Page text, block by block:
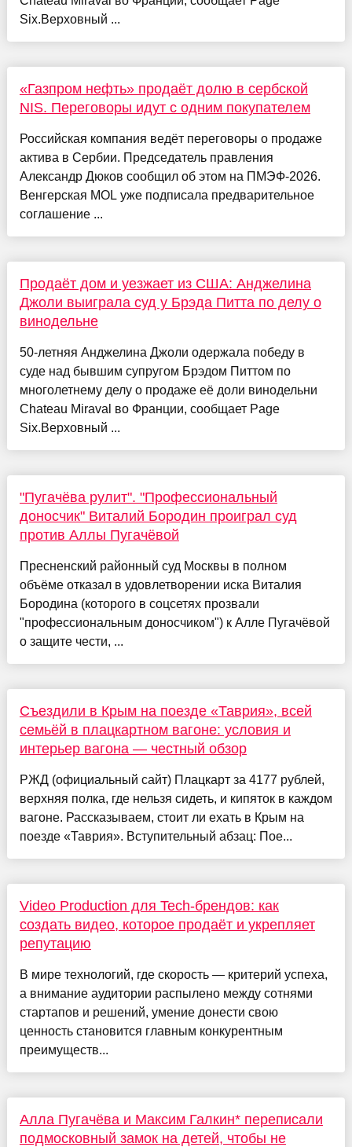
Six.Верховный ...
«Газпром нефть» продаёт долю в сербской
NIS. Переговоры идут с одним покупателем
Российская компания ведёт переговоры о продаже
актива в Сербии. Председатель правления
Александр Дюков сообщил об этом на ПМЭФ-2026.
Венгерская MOL уже подписала предварительное
соглашение ...
Продаёт дом и уезжает из США: Анджелина
Джоли выиграла суд у Брэда Питта по делу о
винодельне
50-летняя Анджелина Джоли одержала победу в
суде над бывшим супругом Брэдом Питтом по
многолетнему делу о продаже её доли винодельни
Chateau Miraval во Франции, сообщает Page
Six.Верховный ...
"Пугачёва рулит". "Профессиональный
доносчик" Виталий Бородин проиграл суд
против Аллы Пугачёвой
Пресненский районный суд Москвы в полном
объёме отказал в удовлетворении иска Виталия
Бородина (которого в соцсетях прозвали
"профессиональным доносчиком") к Алле Пугачёвой
о защите чести, ...
Съездили в Крым на поезде «Таврия», всей
семьёй в плацкартном вагоне: условия и
интерьер вагона — честный обзор
РЖД (официальный сайт) Плацкарт за 4177 рублей,
верхняя полка, где нельзя сидеть, и кипяток в каждом
вагоне. Рассказываем, стоит ли ехать в Крым на
поезде «Таврия». Вступительный абзац: Пое...
Video Production для Tech-брендов: как
создать видео, которое продаёт и укрепляет
репутацию
В мире технологий, где скорость — критерий успеха,
а внимание аудитории распылено между сотнями
стартапов и решений, умение донести свою
ценность становится главным конкурентным
преимуществ...
Алла Пугачёва и Максим Галкин* переписали
подмосковный замок на детей, чтобы не